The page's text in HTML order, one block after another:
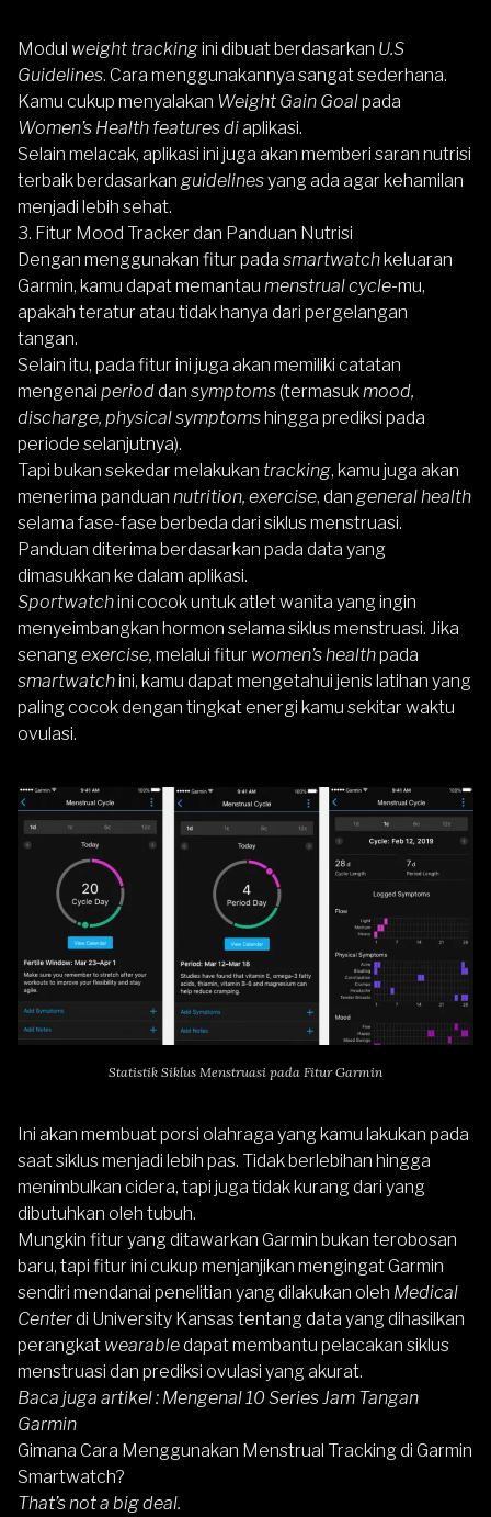
Modul weight trackingini dibuat berdasarkan U.S
Guidelines. Cara menggunakannya sangat sederhana.
Kamu cukup menyalakan Weight Gain Goalpada
Women’s Health features diaplikasi.
Selain melacak, aplikasi ini juga akan memberi saran nutrisi
terbaik berdasarkan guidelinesyang ada agar kehamilan
menjadi lebih sehat.
3. Fitur Mood Tracker dan Panduan Nutrisi
Dengan menggunakan fitur pada smartwatch keluaran
Garmin, kamu dapat memantau menstrual cycle-mu,
apakah teratur atau tidak hanya dari pergelangan
tangan.
Selain itu, pada fitur ini juga akan memiliki catatan
mengenai perioddan symptoms(termasukmood,
discharge, physical symptoms hingga prediksi pada
periode selanjutnya).
Tapi bukan sekedar melakukan tracking, kamu juga akan
menerima panduan nutrition, exercise, dan general health
selama fase-fase berbeda dari siklus menstruasi.
Panduan diterima berdasarkan pada data yang
dimasukkan ke dalam aplikasi.
Sportwatchini cocok untuk atlet wanita yang ingin
menyeimbangkan hormon selama siklus menstruasi. Jika
senang exercise, melalui fitur women’s healthpada
smartwatchini, kamu dapat mengetahui jenis latihan yang
paling cocok dengan tingkat energi kamu sekitar waktu
ovulasi.
Statistik Siklus Menstruasi pada Fitur Garmin
Ini akan membuat porsi olahraga yang kamu lakukan pada
saat siklus menjadi lebih pas. Tidak berlebihan hingga
menimbulkan cidera, tapi juga tidak kurang dari yang
dibutuhkan oleh tubuh.
Mungkin fitur yang ditawarkan Garmin bukan terobosan
baru, tapi fitur ini cukup menjanjikan mengingat Garmin
sendiri mendanai penelitian yang dilakukan oleh Medical
Centerdi University Kansas tentang data yang dihasilkan
perangkat wearabledapat membantu pelacakan siklus
menstruasi dan prediksi ovulasi yang akurat.
Baca juga artikel : Mengenal 10 Series Jam Tangan
Garmin
Gimana Cara Menggunakan Menstrual Tracking di Garmin
Smartwatch?
That’s not a big deal.